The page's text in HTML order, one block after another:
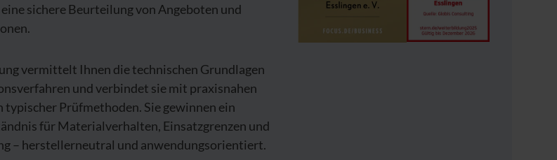
sichere Beurteilung von Angeboten und
vermittelt Ihnen die technischen Grundlagen
und verbindet sie mit praxisnahen
Prüfmethoden. Sie gewinnen ein
für Materialverhalten, Einsatzgrenzen und
– herstellerneutral und anwendungsorientiert.